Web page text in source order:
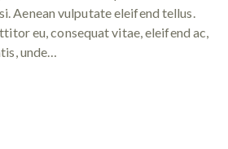
Aenean vulputate eleifend tellus.
eu, consequat vitae, eleifend ac,
unde…